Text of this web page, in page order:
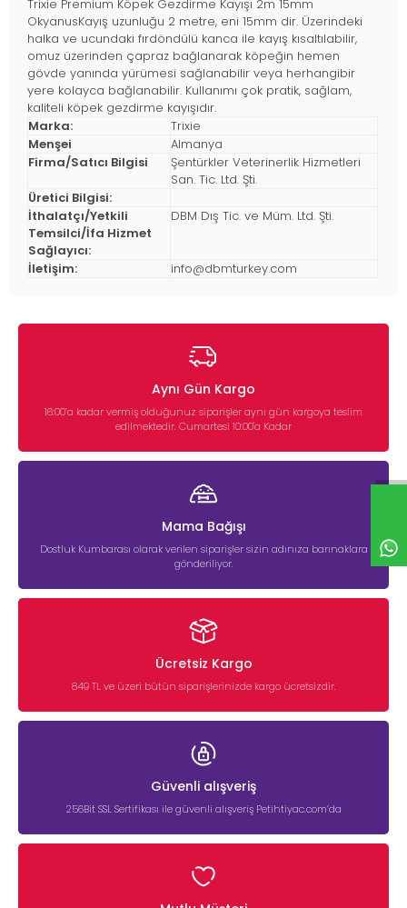
Trixie Premium Köpek Gezdirme Kayışı 2m 15mm
OkyanusKayış uzunluğu 2 metre, eni 15mm dir. Üzerindeki
halka ve ucundaki fırdöndülü kanca ile kayış kısaltılabilir,
omuz üzerinden çapraz bağlanarak köpeğin hemen
gövde yanında yürümesi sağlanabilir veya herhangibir
yere kolayca bağlanabilir. Kullanımı çok pratik, sağlam,
kaliteli köpek gezdirme kayışıdır.
Marka:
Trixie
Menşei
Almanya
Firma/Satıcı Bilgisi
Şentürkler Veterinerlik Hizmetleri
San. Tic. Ltd. Şti.
Üretici Bilgisi:
İthalatçı/Yetkili
Temsilci/İfa Hizmet
Sağlayıcı:
DBM Dış Tic. ve Müm. Ltd. Şti.
İletişim: info@dbmturkey.com
Aynı Gün Kargo
16:00’a kadar vermiş olduğunuz siparişler aynı gün kargoya teslim
edilmektedir. Cumartesi 10:00'a Kadar
Mama Bağışı
Dostluk Kumbarası olarak verilen siparişler sizin adınıza barınaklara
gönderiliyor.
Ücretsiz Kargo
849 TL ve üzeri bütün siparişlerinizde kargo ücretsizdir.
Güvenli alışveriş
256Bit SSL Sertifikası ile güvenli alışveriş Petihtiyac.com’da